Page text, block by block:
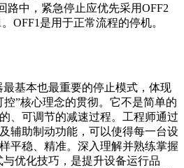
路中，紧急停止应优先采用OFF2
OFF1是用于正常流程的停机。
基本也最重要的停止模式，体现
”核心理念的贯彻。它不是简单的
、可调节的减速过程。工程师通过
辅助制动功能，可以使得每一台设
平稳、精准。深入理解并熟练掌握
优化技巧，是提升设备运行品